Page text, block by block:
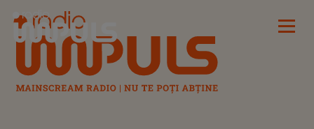
Radio Impuls